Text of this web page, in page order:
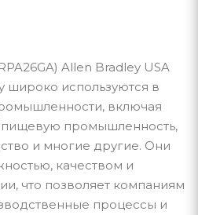
Allen Bradley USA
широко используются в
включая
пищевую промышленность,
и многие другие. Они
качеством и
что позволяет компаниям
процессы и